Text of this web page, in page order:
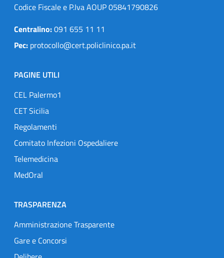
Codice Fiscale e P.Iva AOUP 05841790826
Centralino:091 655 11 11
Pec: protocollo@cert.policlinico.pa.it
PAGINE UTILI
CEL Palermo1
CET Sicilia
Regolamenti
Comitato Infezioni Ospedaliere
Telemedicina
MedOral
TRASPARENZA
Amministrazione Trasparente
Gare e Concorsi